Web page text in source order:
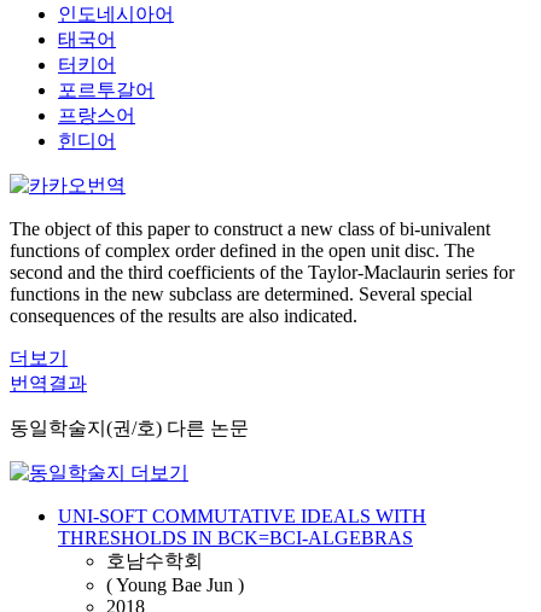
인도네시아어
태국어
터키어
포르투갈어
프랑스어
힌디어
The object of this paper to construct a new class of bi-univalent
functions of complex order defined in the open unit disc. The
second and the third coefficients of the Taylor-Maclaurin series for
functions in the new subclass are determined. Several special
consequences of the results are also indicated.
더보기
번역결과
동일학술지(권/호) 다른 논문
UNI-SOFT COMMUTATIVE IDEALS WITH
THRESHOLDS IN BCK=BCI-ALGEBRAS
호남수학회
( Young Bae Jun )
2018